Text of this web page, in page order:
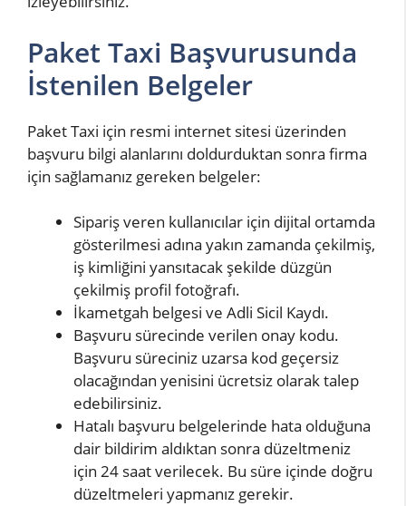
Paket Taxi Başvurusunda
İstenilen Belgeler
Paket Taxi için resmi internet sitesi üzerinden
başvuru bilgi alanlarını doldurduktan sonra firma
için sağlamanız gereken belgeler:
Sipariş veren kullanıcılar için dijital ortamda
gösterilmesi adına yakın zamanda çekilmiş,
iş kimliğini yansıtacak şekilde düzgün
çekilmiş profil fotoğrafı.
İkametgah belgesi ve Adli Sicil Kaydı.
Başvuru sürecinde verilen onay kodu.
Başvuru süreciniz uzarsa kod geçersiz
olacağından yenisini ücretsiz olarak talep
edebilirsiniz.
Hatalı başvuru belgelerinde hata olduğuna
dair bildirim aldıktan sonra düzeltmeniz
için 24 saat verilecek. Bu süre içinde doğru
düzeltmeleri yapmanız gerekir.